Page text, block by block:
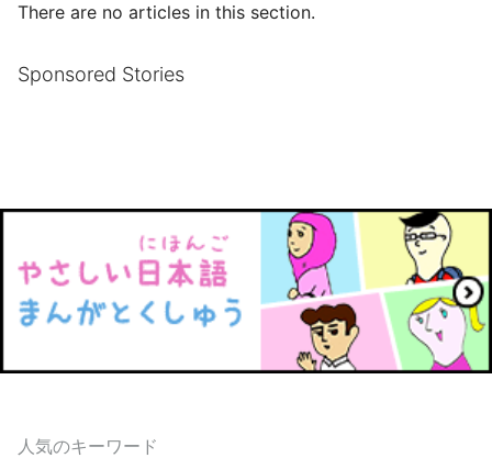
There are no articles in this section.
Sponsored Stories
人気のキーワード